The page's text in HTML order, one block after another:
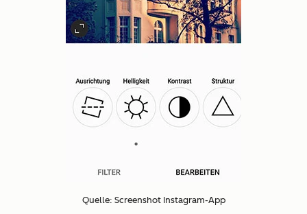
Quelle: Screenshot Instagram-App